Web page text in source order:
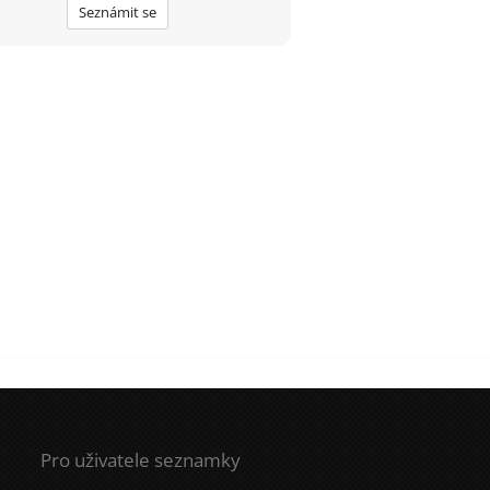
překážkou????
Seznámit se
Pro uživatele seznamky